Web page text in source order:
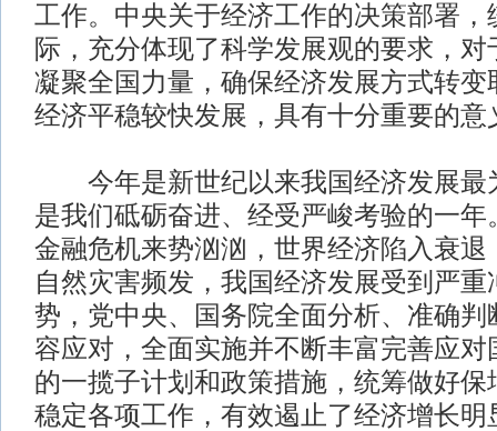
工作。中央关于经济工作的决策部署，
际，充分体现了科学发展观的要求，
凝聚全国力量，确保经济发展方式转变
经济平稳较快发展，具有十分重要的意
今年是新世纪以来我国经济发展最
是我们砥砺奋进、经受严峻考验的一年
金融危机来势汹汹，世界经济陷入衰退
自然灾害频发，我国经济发展受到严
势，党中央、国务院全面分析、准确判
容应对，全面实施并不断丰富完善应对
的一揽子计划和政策措施，统筹做好保
稳定各项工作，有效遏止了经济增长明